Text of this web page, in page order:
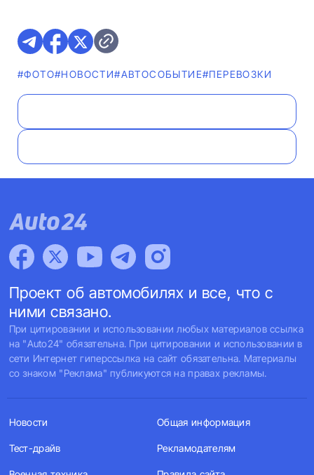
#ФОТО#НОВОСТИ#АВТОСОБЫТИЕ#ПЕРЕВОЗКИ
Проект об автомобилях и все, что с
ними связано.
При цитировании и использовании любых материалов ссылка
на "Auto24" обязательна. При цитировании и использовании в
сети Интернет гиперссылка на сайт обязательна. Материалы
со знаком "Реклама" публикуются на правах рекламы.
Новости
Тест-драйв
Общая информация
Рекламодателям